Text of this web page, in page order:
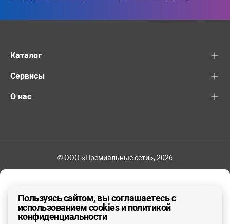
ДА, ВЕРНО
Каталог
Сервисы
О нас
© ООО «Премиальные сети», 2026
Пользуясь сайтом, вы соглашаетесь с
использованием cookies и политикой
конфиденциальности